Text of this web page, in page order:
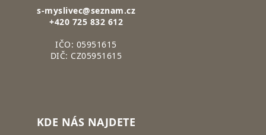
s-myslivec@seznam.cz
+420 725 832 612
IČO: 05951615
DIČ: CZ05951615
KDE NÁS NAJDETE